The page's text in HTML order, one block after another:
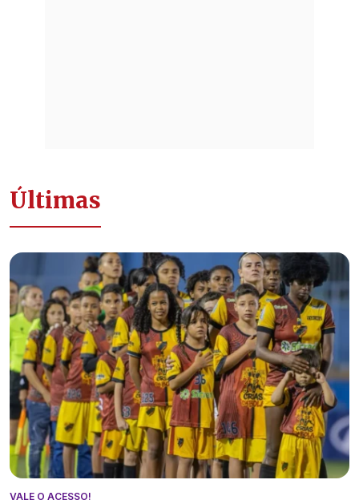
Últimas
VALE O ACESSO!